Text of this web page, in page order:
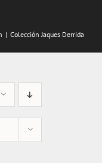
Colección Jaques Derrida